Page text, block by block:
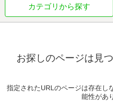
カテゴリから探す
お探しのページは見
指定されたURLのページは存在し
能性があ